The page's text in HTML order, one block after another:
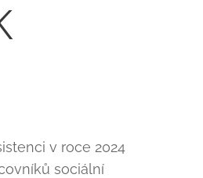
v roce 2024
sociální